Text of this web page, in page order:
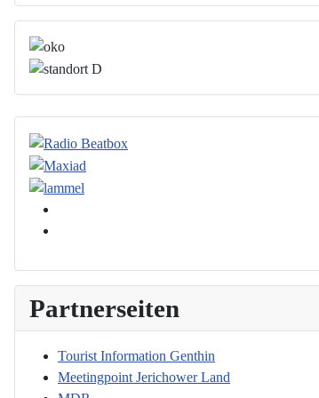
Partnerseiten
Tourist Information Genthin
Meetingpoint Jerichower Land